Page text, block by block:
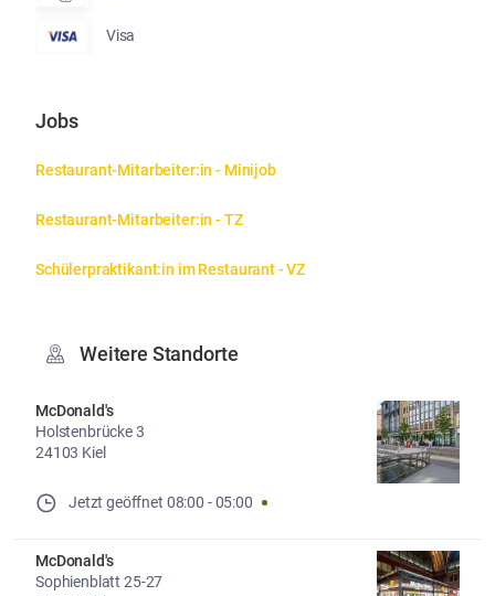
Visa
Jobs
Restaurant-Mitarbeiter:in - Minijob
Restaurant-Mitarbeiter:in - TZ
Schülerpraktikant:in im Restaurant - VZ
Weitere Standorte
McDonald's
Holstenbrücke 3
24103 Kiel
Jetzt geöffnet 08:00 -05:00
McDonald's
Sophienblatt 25-27